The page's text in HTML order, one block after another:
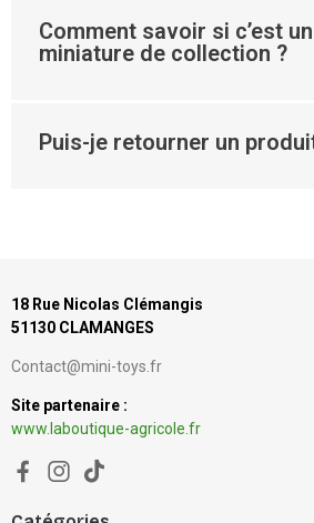
Comment savoir si c’est
miniature de collection ?
Puis-je retourner un
18 Rue Nicolas Clémangis
51130 CLAMANGES
Contact@mini-toys.fr
Site partenaire :
www.laboutique-agricole.fr